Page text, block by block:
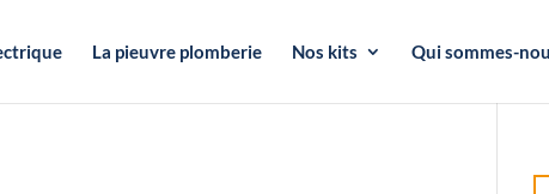
La pieuvre plomberie Nos kits Qui sommes-